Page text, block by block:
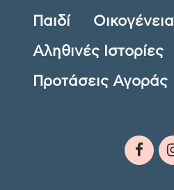
Παιδί Οικογένεια
Αληθινές Ιστορίες
Προτάσεις Αγοράς